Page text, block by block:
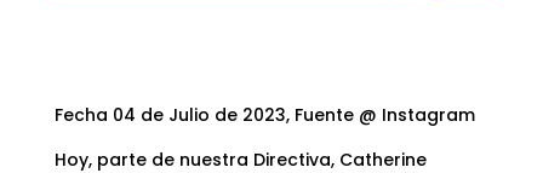
Fecha 04 de Julio de 2023, Fuente @ Instagram
Hoy, parte de nuestra Directiva, Catherine